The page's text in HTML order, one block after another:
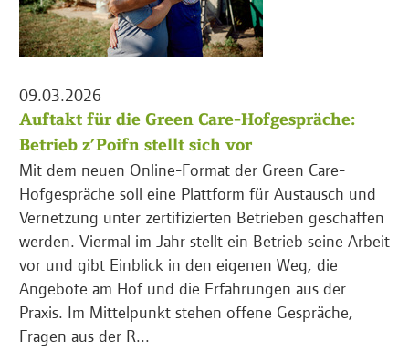
09.03.2026
Auftakt für die Green Care-Hofgespräche:
Betrieb z’Poifn stellt sich vor
Mit dem neuen Online-Format der Green Care-
Hofgespräche soll eine Plattform für Austausch und
Vernetzung unter zertifizierten Betrieben geschaffen
werden. Viermal im Jahr stellt ein Betrieb seine Arbeit
vor und gibt Einblick in den eigenen Weg, die
Angebote am Hof und die Erfahrungen aus der
Praxis. Im Mittelpunkt stehen offene Gespräche,
Fragen aus der R...